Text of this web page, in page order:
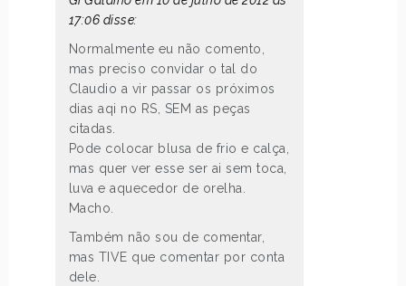
17:06 disse:
Normalmente eu não comento,
mas preciso convidar o tal do
Claudio a vir passar os próximos
dias aqi no RS, SEM as peças
citadas.
Pode colocar blusa de frio e calça,
mas quer ver esse ser ai sem toca,
luva e aquecedor de orelha.
Macho.
Também não sou de comentar,
mas TIVE que comentar por conta
dele.